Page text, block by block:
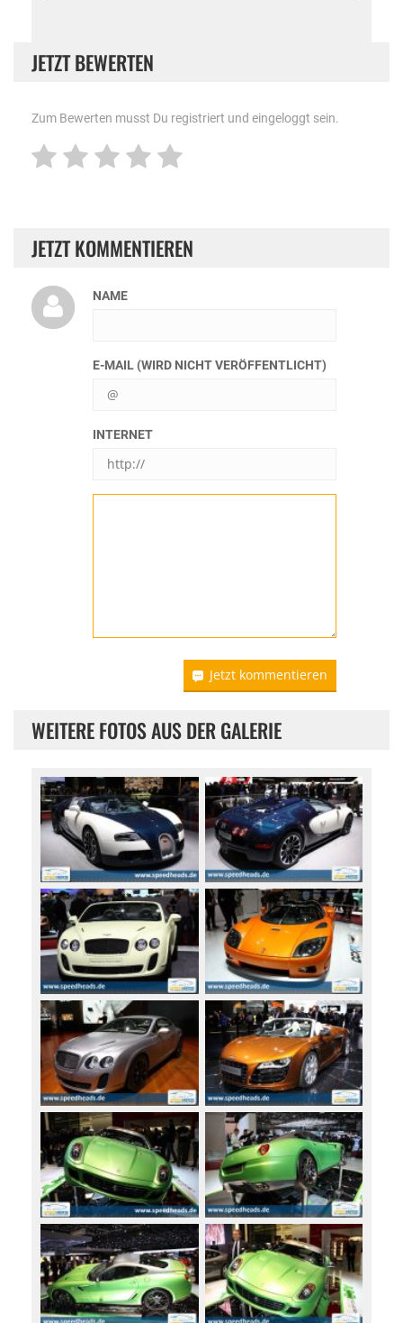
JETZT BEWERTEN
Zum Bewerten musst Du registriert und eingeloggt sein.
JETZT KOMMENTIEREN
NAME
E-MAIL (WIRD NICHT VERÖFFENTLICHT)
INTERNET
Jetzt kommentieren
WEITERE FOTOS AUS DER GALERIE